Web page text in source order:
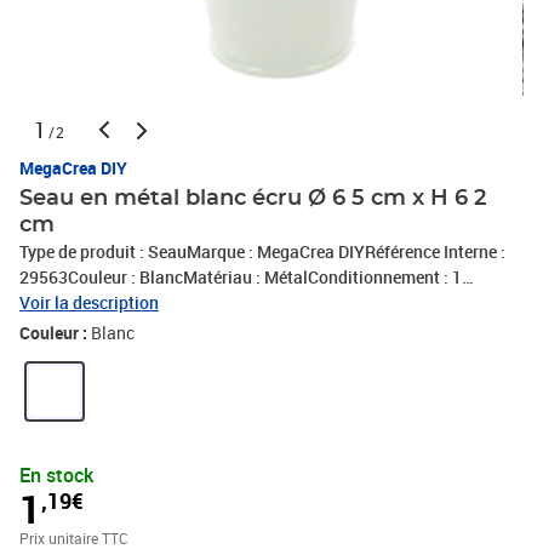
1 /2
MegaCrea DIY
Seau en métal blanc écru Ø 6 5 cm x H 6 2
cm
Type de produit : SeauMarque : MegaCrea DIYRéférence Interne :
29563Couleur : BlancMatériau : MétalConditionnement : 1
pièceLongueur : 6,2 cm
Voir la description
Couleur : Blanc
En stock
1 ,19€
Prix unitaire TTC